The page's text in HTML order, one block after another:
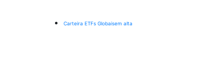
Carteira ETFs Globaisem alta